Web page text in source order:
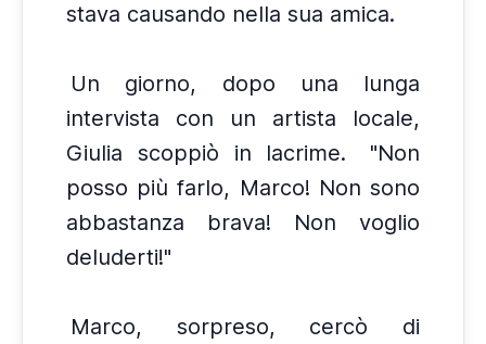
stava causando nella sua amica.
Un giorno, dopo una lunga
intervista con un artista locale,
Giulia scoppiò in lacrime.
"Non
posso più farlo, Marco! Non sono
abbastanza brava! Non voglio
deluderti!"
Marco, sorpreso, cercò di